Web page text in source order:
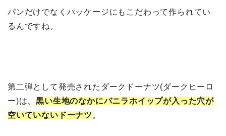
パンだけでなくパッケージにもこだわって作られてい
るんですね。
第二弾として発売されたダークドーナツ(ダークヒーロ
ー)は、黒い生地のなかにバニラホイップが入った穴が
空いていないドーナツ 。